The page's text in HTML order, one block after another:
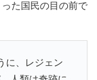
た国民の目の前で
に、レジェン